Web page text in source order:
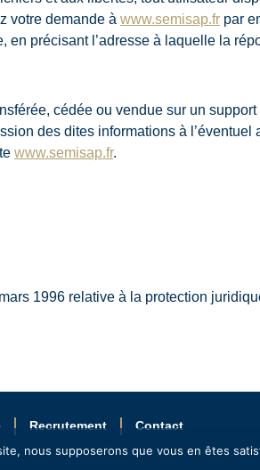
votre demande à www.semisap.fr par
en précisant l’adresse à laquelle la
cédée ou vendue sur un
des dites informations à l’éventuel
www.semisap.fr.
1996 relative à la protection
Recrutement Contact
nous supposerons que vous en êtes